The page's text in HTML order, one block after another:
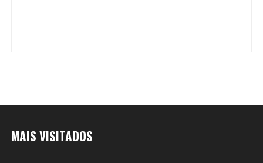
MAIS VISITADOS